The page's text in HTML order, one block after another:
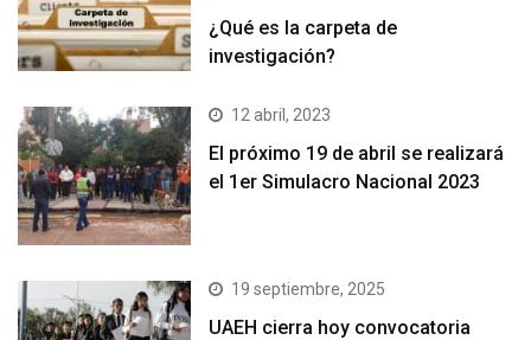
¿Qué es la carpeta de
investigación?
12 abril, 2023
El próximo 19 de abril se realizará
el 1er Simulacro Nacional 2023
19 septiembre, 2025
UAEH cierra hoy convocatoria